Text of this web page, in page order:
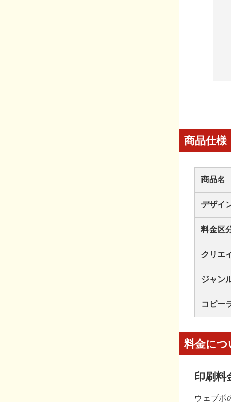
商品仕様
商品名
デザイ
料金区
クリエ
ジャン
コピー
料金につ
印刷料
ウェブポ